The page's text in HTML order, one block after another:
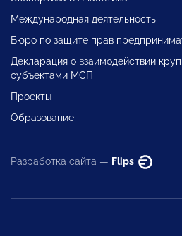
Международная деятельность
Бюро по защите прав
Декларация о взаимодействии
субъектами МСП
Проекты
Образование
Разработка сайта — Flips